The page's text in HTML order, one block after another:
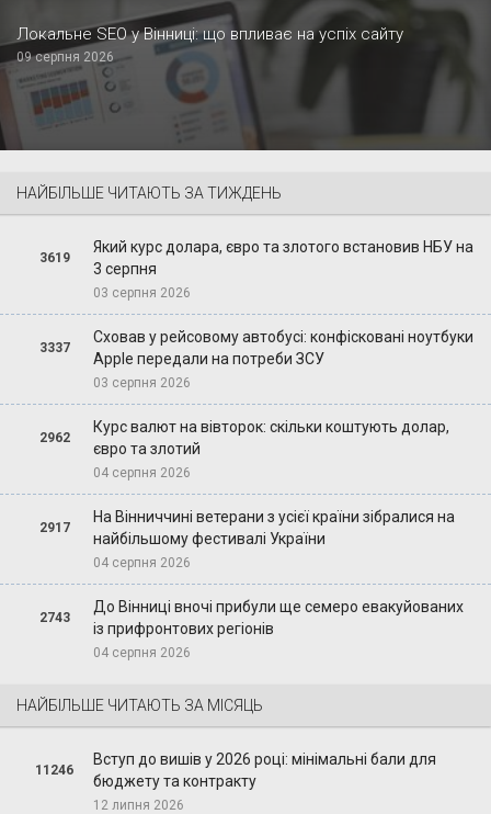
Локальне SEO у Вінниці: що впливає на успіх сайту
09 серпня 2026
НАЙБІЛЬШЕ ЧИТАЮТЬ ЗА ТИЖДЕНЬ
3619
Який курс долара, євро та злотого встановив НБУ на
3 серпня
03 серпня 2026
3337
Сховав у рейсовому автобусі: конфісковані ноутбуки
Apple передали на потреби ЗСУ
03 серпня 2026
2962
Курс валют на вівторок: скільки коштують долар,
євро та злотий
04 серпня 2026
2917
На Вінниччині ветерани з усієї країни зібралися на
найбільшому фестивалі України
04 серпня 2026
2743
До Вінниці вночі прибули ще семеро евакуйованих
із прифронтових регіонів
04 серпня 2026
НАЙБІЛЬШЕ ЧИТАЮТЬ ЗА МІСЯЦЬ
11246
Вступ до вишів у 2026 році: мінімальні бали для
бюджету та контракту
12 липня 2026